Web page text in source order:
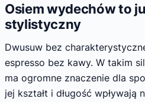
Osiem wydechów to
stylistyczny
Dwusuw bez
espresso bez kawy. W takim
ma ogromne znaczenie dla
jej kształt i długość